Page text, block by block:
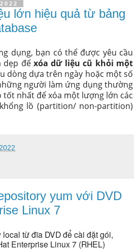
lớn hiệu quả từ bảng
dụng, bạn có thể được yêu cầu
dẹp để xóa dữ liệu cũ khỏi một
dòng dựa trên ngày hoặc một số
người làm ứng dụng thường
tốt nhất để xóa một lượng lớn các
lồ (partition/ non-partition)
yum với DVD
Linux 7
từ đĩa DVD để cài đặt gói,
Enterprise Linux 7 (RHEL)